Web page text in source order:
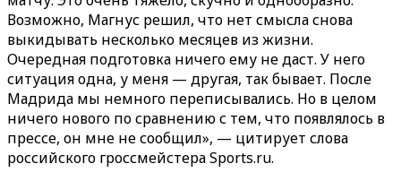
Возможно, Магнус решил, что нет смысла снова
выкидывать несколько месяцев из жизни.
Очередная подготовка ничего ему не даст. У него
ситуация одна, у меня — другая, так бывает. После
Мадрида мы немного переписывались. Но в целом
ничего нового по сравнению с тем, что появлялось в
прессе, он мне не сообщил», — цитирует слова
российского гроссмейстера Sports.ru.